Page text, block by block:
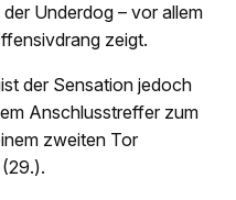
Underdog – vor allem
zeigt.
der Sensation jedoch
Anschlusstreffer zum
zweiten Tor